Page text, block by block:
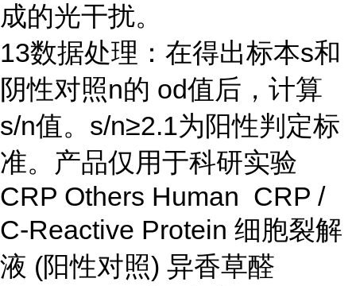
成的光干扰。
13数据处理：在得出标本s和
阴性对照n的 od值后，计算
s/n值。 s/n≥2.1为阳性判定标
准。产品仅用于科研实验
CRP Others Human CRP /
C-Reactive Protein 细胞裂解
液 (阳性对照) 异香草醛